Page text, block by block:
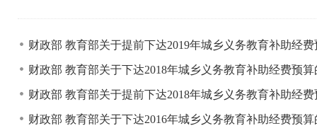
财政部 教育部关于提前下达2019年城乡义务教育补助经
财政部 教育部关于下达2018年城乡义务教育补助经费预
财政部 教育部关于提前下达2018年城乡义务教育补助经
财政部 教育部关于下达2016年城乡义务教育补助经费预